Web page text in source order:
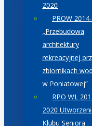
2020
PROW
„Przebudowa
architektury
rekreacyjnej
zbiornikach
w Poniatowej”
RPO WL
2020
Klubu Seniora